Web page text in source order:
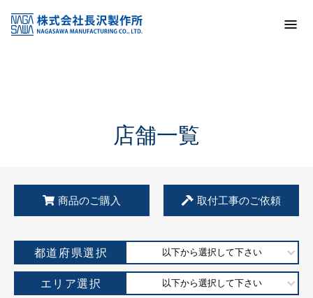
KSS加盟店・取扱店情報
店舗一覧
店舗一覧
商品のご購入 取付工事のご依頼
都道府県選択 以下から選択して下さい
エリア選択 以下から選択して下さい